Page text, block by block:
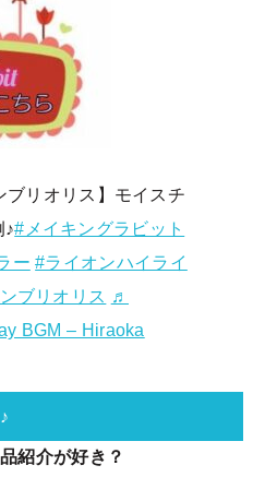
リオリス】モイスチ
♪#メイキングラビット
ー #ライオンハイライ
ブリオリス
♬
BGM – Hiraoka
紹介が好き？